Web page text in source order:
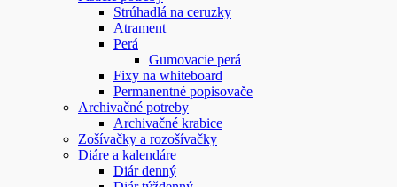
Strúhadlá na ceruzky
Atrament
Perá
Gumovacie perá
Fixy na whiteboard
Permanentné popisovače
Archivačné potreby
Archivačné krabice
Zošívačky a rozošívačky
Diáre a kalendáre
Diár denný